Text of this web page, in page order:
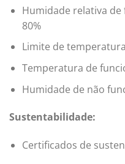
Humidade relativa de
80%
Limite de
Temperatura de
Humidade de não
Sustentabilidade:
Certificados de